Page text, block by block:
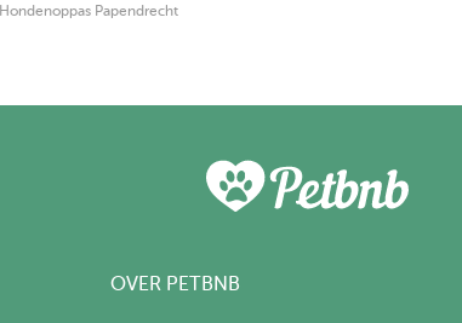
Hondenoppas Papendrecht
OVER PETBNB